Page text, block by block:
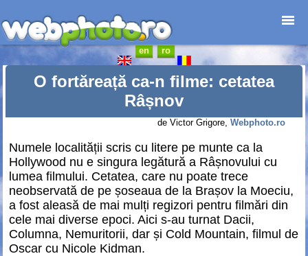
O fortăreață ca-n filme: cetatea
Râșnov
de Victor Grigore, Webphoto.ro
Numele localității scris cu litere pe munte ca la
Hollywood nu e singura legătură a Râșnovului cu
lumea filmului. Cetatea, care nu poate trece
neobservată de pe șoseaua de la Brașov la Moeciu,
a fost aleasă de mai mulți regizori pentru filmări din
cele mai diverse epoci. Aici s-au turnat Dacii,
Columna, Nemuritorii, dar și Cold Mountain, filmul de
Oscar cu Nicole Kidman.
en ro
Prima pagină
Foto-destinații
Foto-reportaje
Cataloage
Web-design
Junior
Contact